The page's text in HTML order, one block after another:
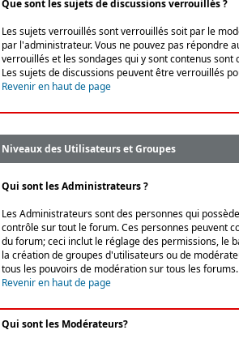
Que sont les sujets de discussions verrouillés ?
Les sujets verrouillés sont verrouillés soit par le
par l'administrateur. Vous ne pouvez pas répondre
verrouillés et les sondages qui y sont contenus sont
Les sujets de discussions peuvent être verrouillés
Revenir en haut de page
Niveaux des Utilisateurs et Groupes
Qui sont les Administrateurs ?
Les Administrateurs sont des personnes qui
contrôle sur tout le forum. Ces personnes peuvent
du forum; ceci inclut le réglage des permissions, le
la création de groupes d'utilisateurs ou de
tous les pouvoirs de modération sur tous les forums.
Revenir en haut de page
Qui sont les Modérateurs?